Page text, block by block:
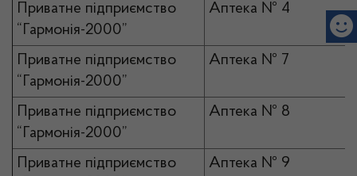
Приватне підприємство
“Гармонія-2000”
Аптека № 4
Приватне підприємство
“Гармонія-2000”
Аптека № 7
Приватне підприємство
“Гармонія-2000”
Аптека № 8
Приватне підприємство
Аптека № 9